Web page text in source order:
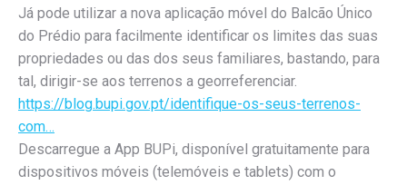
Já pode utilizar a nova aplicação móvel do Balcão Único
do Prédio para facilmente identificar os limites das suas
propriedades ou das dos seus familiares, bastando, para
tal, dirigir-se aos terrenos a georreferenciar.
https://blog.bupi.gov.pt/identifique-os-seus-terrenos-
com…
Descarregue a App BUPi, disponível gratuitamente para
dispositivos móveis (telemóveis e tablets) com o